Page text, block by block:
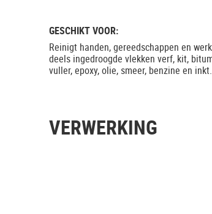
GESCHIKT VOOR:
Reinigt handen, gereedschappen en
deels ingedroogde vlekken verf, kit,
vuller, epoxy, olie, smeer, benzine en inkt.
VERWERKING